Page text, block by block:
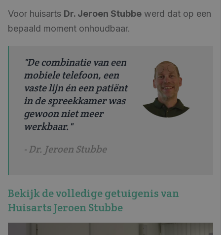
Voor huisarts Dr. Jeroen Stubbe werd dat op een
bepaald moment onhoudbaar.
"De combinatie van een
mobiele telefoon, een
vaste lijn én een patiënt
in de spreekkamer was
gewoon niet meer
werkbaar."
- Dr. Jeroen Stubbe
Bekijk de volledige getuigenis van
Huisarts Jeroen Stubbe